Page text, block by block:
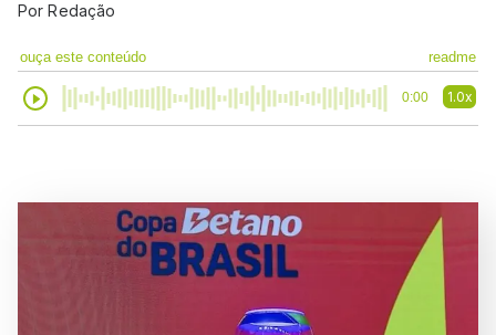
PorRedação
ouça este conteúdo readme
0:00 1.0x